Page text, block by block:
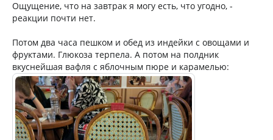
Ощущение, что на завтрак я могу есть, что угодно, -
реакции почти нет.
Потом два часа пешком и обед из индейки с овощами и
фруктами. Глюкоза терпела. А потом на полдник
вкуснейшая вафля с яблочным пюре и карамелью: